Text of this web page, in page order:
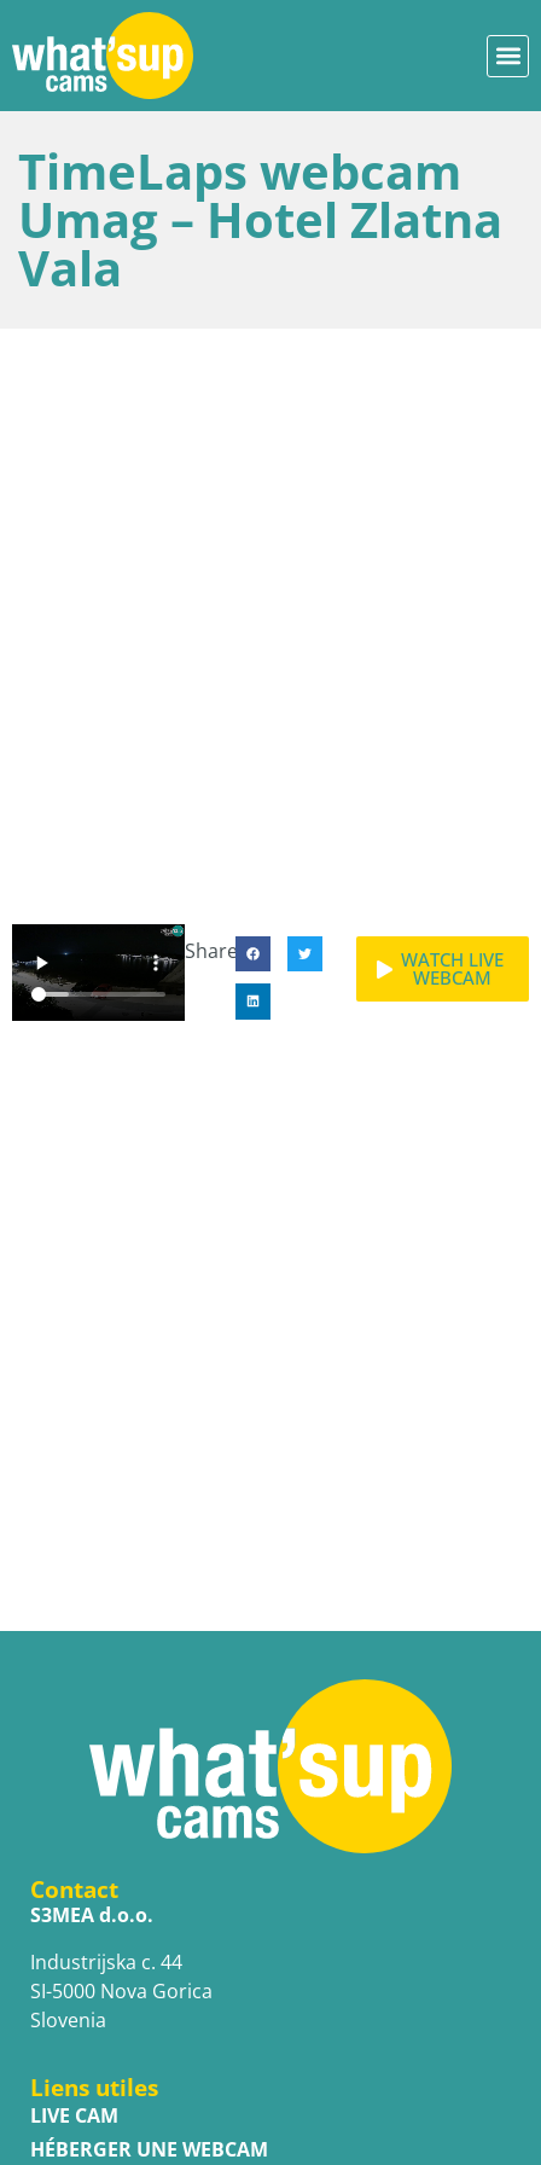
TimeLaps webcam
Umag – Hotel Zlatna
Vala
Share: WATCH LIVE
WEBCAM
Contact
S3MEA d.o.o.
Industrijska c. 44
SI-5000 Nova Gorica
Slovenia
Liens utiles
LIVE CAM
HÉBERGER UNE WEBCAM